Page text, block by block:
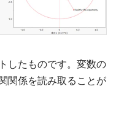
したものです。変数の
関係を読み取ることが